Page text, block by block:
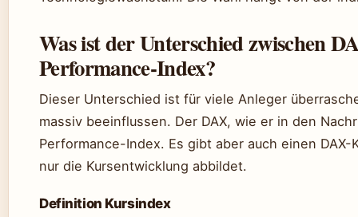
Was ist der Unterschied zwischen
Performance-Index?
Dieser Unterschied ist für viele Anleger
massiv beeinflussen. Der DAX, wie er in den
Performance-Index. Es gibt aber auch einen
nur die Kursentwicklung abbildet.
Definition Kursindex